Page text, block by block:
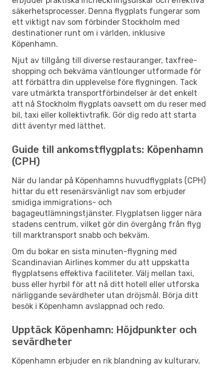
säkerhetsprocesser. Denna flygplats fungerar som
ett viktigt nav som förbinder Stockholm med
destinationer runt om i världen, inklusive
Köpenhamn.
Njut av tillgång till diverse restauranger, taxfree-
shopping och bekväma väntlounger utformade för
att förbättra din upplevelse före flygningen. Tack
vare utmärkta transportförbindelser är det enkelt
att nå Stockholm flygplats oavsett om du reser med
bil, taxi eller kollektivtrafik. Gör dig redo att starta
ditt äventyr med lätthet.
Guide till ankomstflygplats: Köpenhamn
(CPH)
När du landar på Köpenhamns huvudflygplats (CPH)
hittar du ett resenärsvänligt nav som erbjuder
smidiga immigrations- och
bagageutlämningstjänster. Flygplatsen ligger nära
stadens centrum, vilket gör din övergång från flyg
till marktransport snabb och bekväm.
Om du bokar en sista minuten-flygning med
Scandinavian Airlines kommer du att uppskatta
flygplatsens effektiva faciliteter. Välj mellan taxi,
buss eller hyrbil för att nå ditt hotell eller utforska
närliggande sevärdheter utan dröjsmål. Börja ditt
besök i Köpenhamn avslappnad och redo.
Upptäck Köpenhamn: Höjdpunkter och
sevärdheter
Köpenhamn erbjuder en rik blandning av kulturarv,